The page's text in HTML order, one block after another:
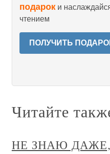
подарок и
чтением
ПОЛУЧИТЬ
Читайте
НЕ ЗНАЮ